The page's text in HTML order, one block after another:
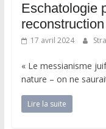
Eschatologie
17 avril 2024
« Le messianisme
nature – on ne
Lire la suite